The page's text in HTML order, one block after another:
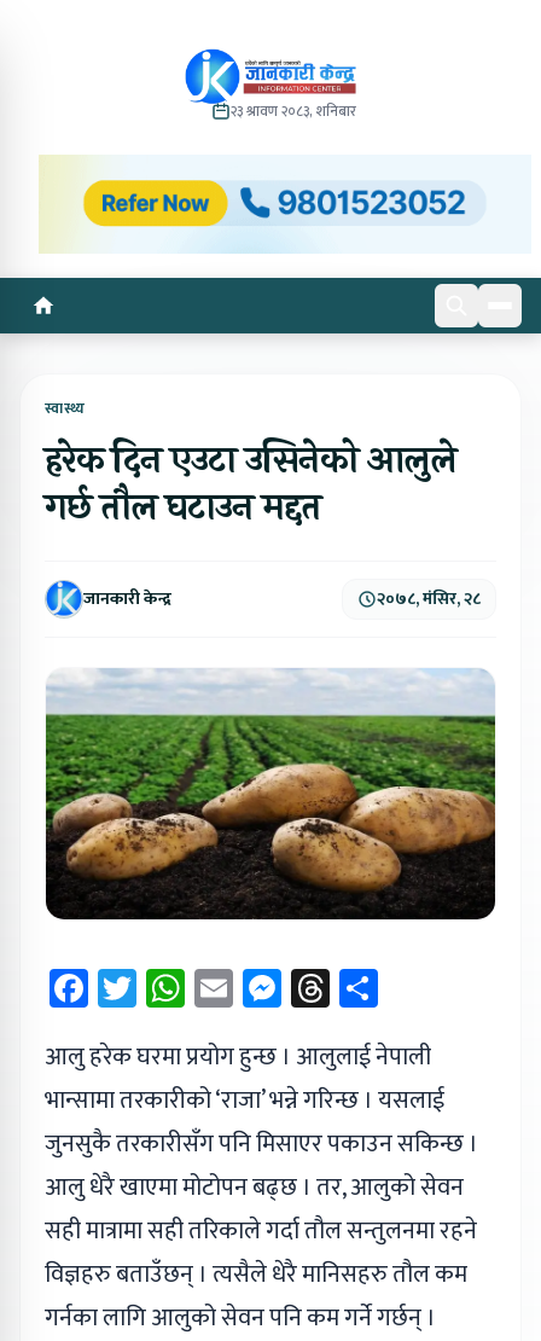
२३ श्रावण २०८३, शनिबार
स्वास्थ्य
हरेक दिन एउटा उसिनेको आलुले
गर्छ तौल घटाउन मद्दत
जानकारी केन्द्र २०७८, मंसिर, २८
Facebook
Twitter
WhatsApp
EmailMessenger
Threads
आलु हरेक घरमा प्रयोग हुन्छ । आलुलाई नेपाली
भान्सामा तरकारीको ‘राजा’ भन्ने गरिन्छ । यसलाई
जुनसुकै तरकारीसँग पनि मिसाएर पकाउन सकिन्छ ।
आलु धेरै खाएमा मोटोपन बढ्छ । तर, आलुको सेवन
सही मात्रामा सही तरिकाले गर्दा तौल सन्तुलनमा रहने
विज्ञहरु बताउँछन् । त्यसैले धेरै मानिसहरु तौल कम
गर्नका लागि आलुको सेवन पनि कम गर्ने गर्छन् ।